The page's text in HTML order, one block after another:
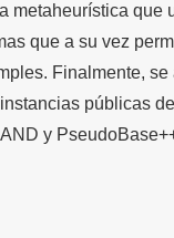
metaheurística que
que a su vez
Finalmente,
públicas
y